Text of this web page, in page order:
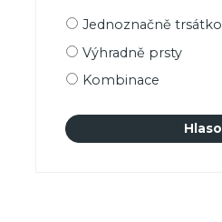
Možnosti
Jednoznačně trsátko
Výhradně prsty
Kombinace